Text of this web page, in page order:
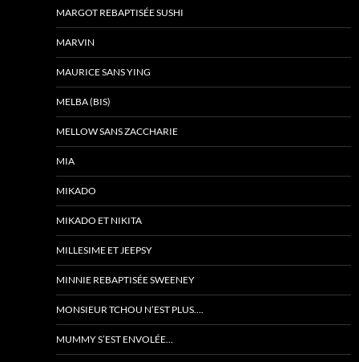
MARGOT REBAPTISÉE SUSHI
MARVIN
MAURICE SANS YING
MELBA (BIS)
MELLOW SANS ZACCHARIE
MIA
MIKADO
MIKADO ET NIKITA
MILLESIME ET JEEPSY
MINNIE REBAPTISÉE SWEENEY
MONSIEUR TCHOU N’EST PLUS….
MUMMY S’EST ENVOLÉE…